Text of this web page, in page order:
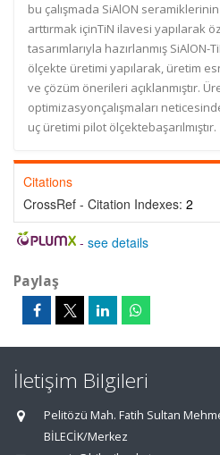
bu çalışmada SiAlON seramiklerinin
arttırmak içinTiN ilavesi yapılarak
tasarımlarıyla hazırlanmış
ölçekte üretimi yapılarak, üretim
ve çözüm önerileri açıklanmıştır.
optimizasyonçalışmaları
uç üretimi pilot ölçektebaşarılmıştır.
Citations
CrossRef - Citation Indexes: 2
- see details
Paylaş
İletişim Bilgileri
Pelitözü Mah. Fatih Sultan
BİLECİK/Merkez